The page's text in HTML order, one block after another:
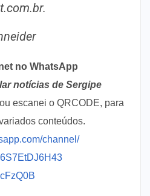
no WhatsApp
notícias de Sergipe
escanei o QRCODE, para
conteúdos.
channel/